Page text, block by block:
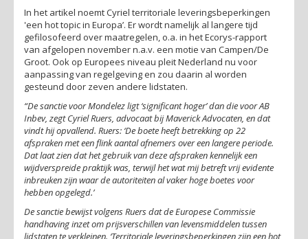
In het artikel noemt Cyriel territoriale leveringsbeperkingen
'een hot topic in Europa’. Er wordt namelijk al langere tijd
gefilosofeerd over maatregelen, o.a. in het Ecorys-rapport
van afgelopen november n.a.v. een motie van Campen/De
Groot. Ook op Europees niveau pleit Nederland nu voor
aanpassing van regelgeving en zou daarin al worden
gesteund door zeven andere lidstaten.
“De sanctie voor Mondelez ligt ‘significant hoger’ dan die voor AB
Inbev, zegt Cyriel Ruers, advocaat bij Maverick Advocaten, en dat
vindt hij opvallend. Ruers: ‘De boete heeft betrekking op 22
afspraken met een flink aantal afnemers over een langere periode.
Dat laat zien dat het gebruik van deze afspraken kennelijk een
wijdverspreide praktijk was, terwijl het wat mij betreft vrij evidente
inbreuken zijn waar de autoriteiten al vaker hoge boetes voor
hebben opgelegd.’
De sanctie bewijst volgens Ruers dat de Europese Commissie
handhaving inzet om prijsverschillen van levensmiddelen tussen
lidstaten te verkleinen. ‘Territoriale leveringsbeperkingen zijn een hot